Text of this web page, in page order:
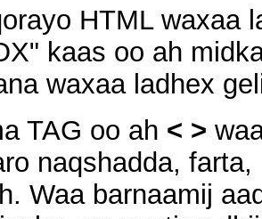
HTML waxaa
kaas oo ah
waxaa ladhex
TAG oo ah < >
naqshadda,
Waa barnaamij